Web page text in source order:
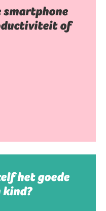
smartphone
of
het goede
kind?